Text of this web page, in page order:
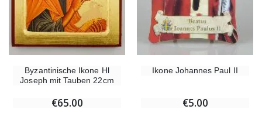
Byzantinische Ikone Hl
Joseph mit Tauben 22cm
€65.00
Ikone Johannes Paul II
€5.00